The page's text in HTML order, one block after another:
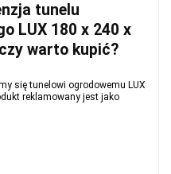
tunelu
LUX 180 x 240 x
warto kupić?
się tunelowi ogrodowemu LUX
reklamowany jest jako